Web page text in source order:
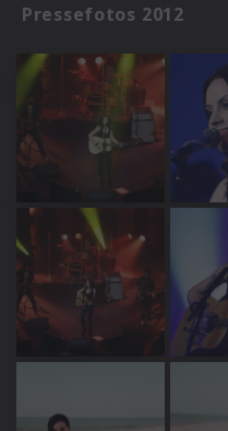
Pressefotos 2012